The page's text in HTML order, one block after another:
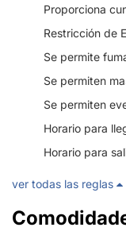
Proporciona
Restricción de
Se permite
Se permiten
Se permiten
Horario para
Horario para
ver todas las reglas